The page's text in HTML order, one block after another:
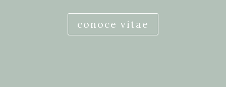
conoce vitae